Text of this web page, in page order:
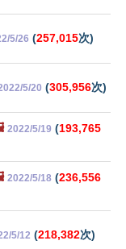
5/26 (257,015次)
5/20 (305,956次)
2022/5/19 (193,765
2022/5/18 (236,556
5/12 (218,382次)